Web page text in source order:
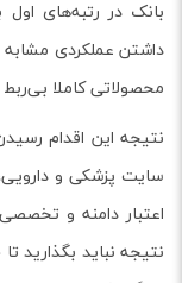
بانک در رتبه‌های
داشتن عملکردی
محصولاتی کاملا
نتیجه این اقدام
سایت پزشکی و
اعتبار دامنه و
نتیجه نباید بگذارید